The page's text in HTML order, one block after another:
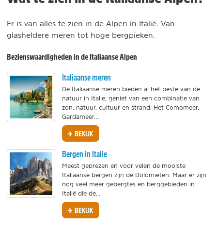
Er is van alles te zien in de Alpen in Italië. Van
glasheldere meren tot hoge bergpieken.
Bezienswaardigheden in de Italiaanse Alpen
Italiaanse meren
De Italiaanse meren bieden al het beste van de
natuur in Italie; geniet van een combinatie van
zon, natuur, cultuur en strand. Het Comomeer,
Gardameer...
BEKIJK
Bergen in Italie
Meest geprezen en voor velen de mooiste
Italiaanse bergen zijn de Dolomieten. Maar er zijn
nog veel meer gebergtes en berggebieden in
Italië die de...
BEKIJK